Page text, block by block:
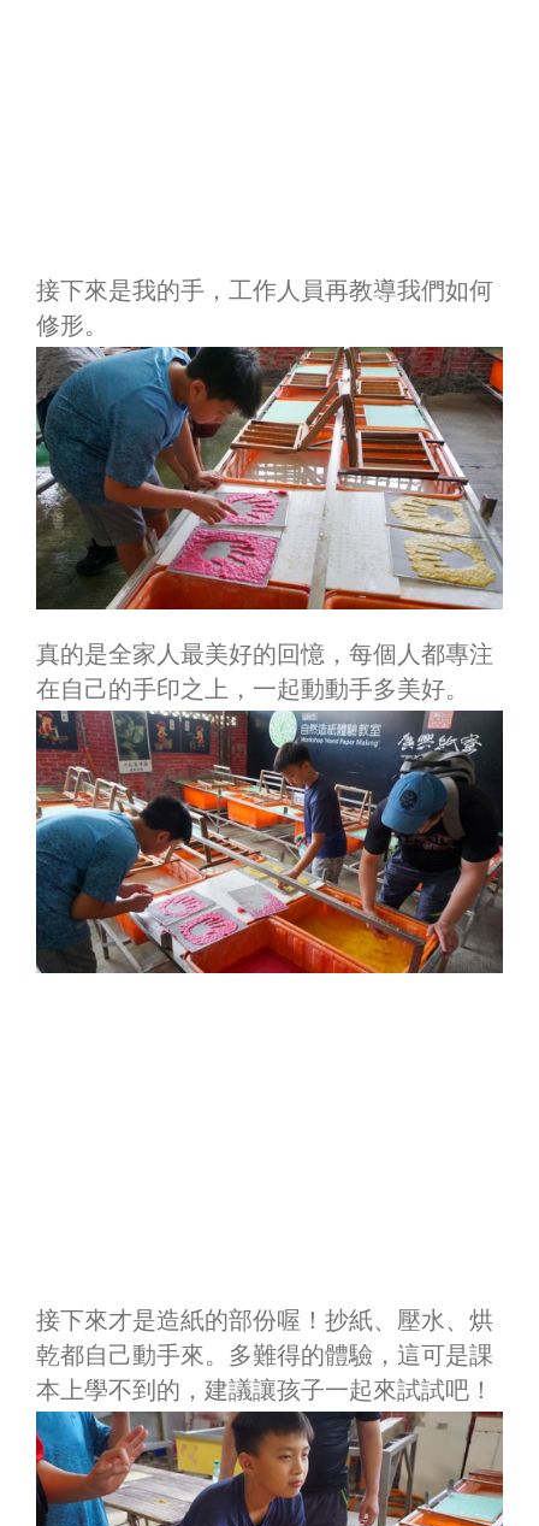
接下來是我的手，工作人員再教導我們如何
修形。
真的是全家人最美好的回憶，每個人都專注
在自己的手印之上，一起動動手多美好。
接下來才是造紙的部份喔！抄紙、壓水、烘
乾都自己動手來。多難得的體驗，這可是課
本上學不到的，建議讓孩子一起來試試吧！